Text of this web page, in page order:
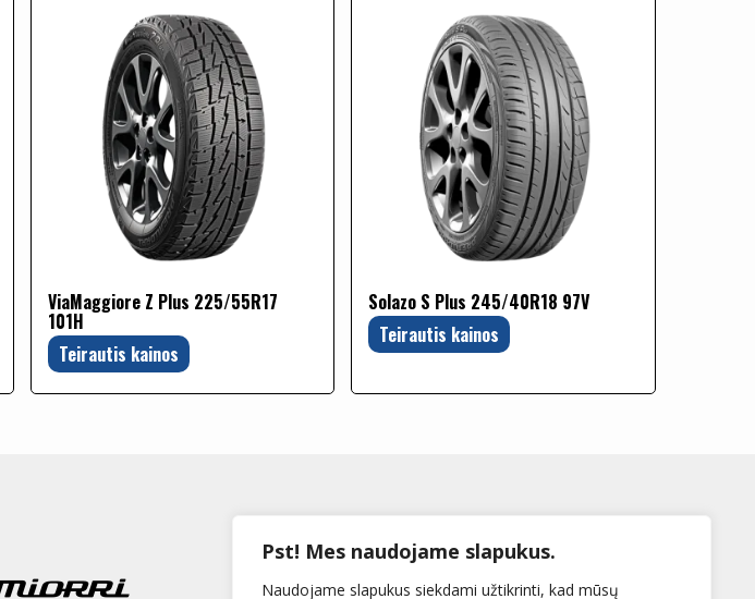
Pst! Mes naudojame slapukus.
Naudojame slapukus siekdami užtikrinti, kad mūsų
ViaMaggiore Z Plus 225/55R17
101H
Teirautis kainos
Solazo S Plus 245/40R18 97V
Teirautis kainos